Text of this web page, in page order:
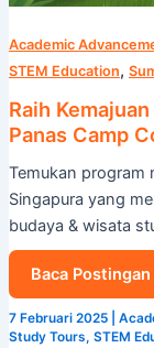
Academic
STEM Education,
Raih
Panas Camp
Temukan program
Singapura yang
budaya & wisata
Baca Postingan
7 Februari 2025
Study Tours, STEM